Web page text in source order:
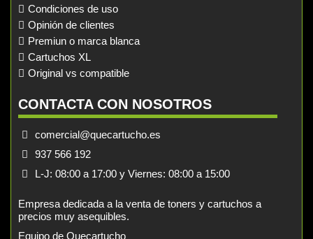
Condiciones de uso
Opinión de clientes
Premiun o marca blanca
Cartuchos XL
Original vs compatible
CONTACTA CON NOSOTROS
comercial@quecartucho.es
937 566 192
L-J: 08:00 a 17:00 y Viernes: 08:00 a 15:00
Empresa dedicada a la venta de toners y cartuchos a
precios muy asequibles.
Equipo de Quecartucho